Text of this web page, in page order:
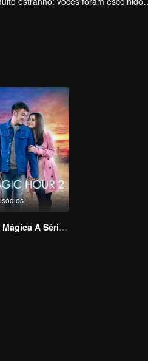
10 milhões de pesos e muitos
Hora Mágica A Série S2